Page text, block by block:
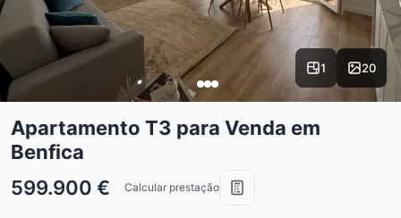
1 20
Apartamento T3 para Venda em
Benfica
599.900 €
Calcular prestação